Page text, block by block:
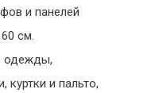
и панелей
см.
одежды,
куртки и пальто,